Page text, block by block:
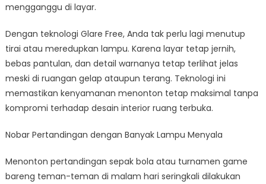
mengganggu di layar.
Dengan teknologi Glare Free, Anda tak perlu lagi menutup
tirai atau meredupkan lampu. Karena layar tetap jernih,
bebas pantulan, dan detail warnanya tetap terlihat jelas
meski di ruangan gelap ataupun terang. Teknologi ini
memastikan kenyamanan menonton tetap maksimal tanpa
kompromi terhadap desain interior ruang terbuka.
Nobar Pertandingan dengan Banyak Lampu Menyala
Menonton pertandingan sepak bola atau turnamen game
bareng teman-teman di malam hari seringkali dilakukan